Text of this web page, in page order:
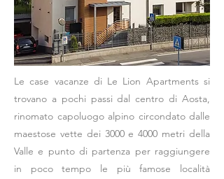
Le case vacanze di Le Lion Apartments si
trovano a pochi passi dal centro di Aosta,
rinomato capoluogo alpino circondato dalle
maestose vette dei 3000 e 4000 metri della
Valle e punto di partenza per raggiungere
in poco tempo le più famose località